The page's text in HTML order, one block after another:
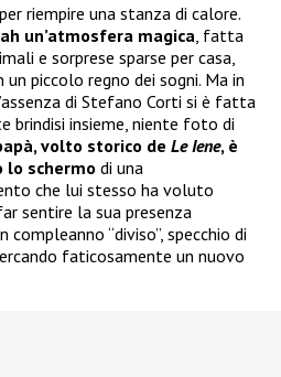
riempire una stanza di calore.
un’atmosfera magica , fatta
e sorprese sparse per casa,
piccolo regno dei sogni. Ma in
di Stefano Corti si è fatta
brindisi insieme, niente foto di
volto storico de Le Iene, è
lo schermo di una
che lui stesso ha voluto
sentire la sua presenza
“diviso”, specchio di
faticosamente un nuovo